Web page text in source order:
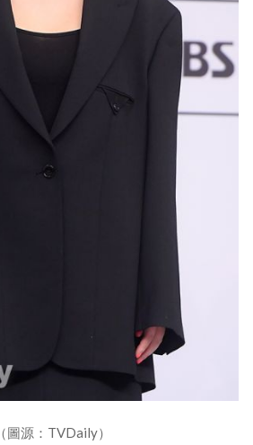
（圖源：TVDaily）